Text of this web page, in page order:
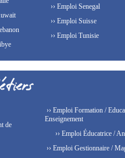
›› Emploi Senegal
›› Emploi Suisse
›› Emploi Tunisie
de
›› Emploi Formation /
Enseignement
›› Emploi Éducatrice /
›› Emploi Gestionnaire /